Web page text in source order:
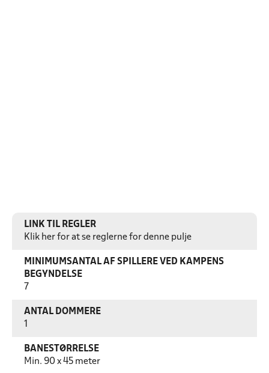
LINK TIL REGLER
Klik her for at se reglerne for denne pulje
MINIMUMSANTAL AF SPILLERE VED KAMPENS
BEGYNDELSE
7
ANTAL DOMMERE
BANESTØRRELSE
Min. 90 x 45 meter